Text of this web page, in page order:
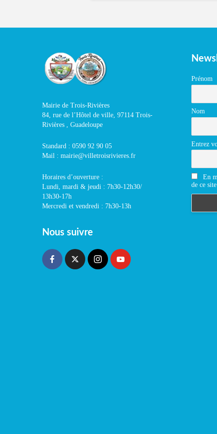
Mairie de Trois-Rivières
84, rue de l’Hôtel de ville, 97114 Trois-
Rivières , Guadeloupe
Standard : 0590 92 90 05
Mail : mairie@villetroisrivieres.fr
Horaires d’ouverture :
Lundi, mardi & jeudi : 7h30-12h30/
13h30-17h
Mercredi et vendredi : 7h30-13h
Nous suivre
Prénom
Nom
Entrez
En
de ce site